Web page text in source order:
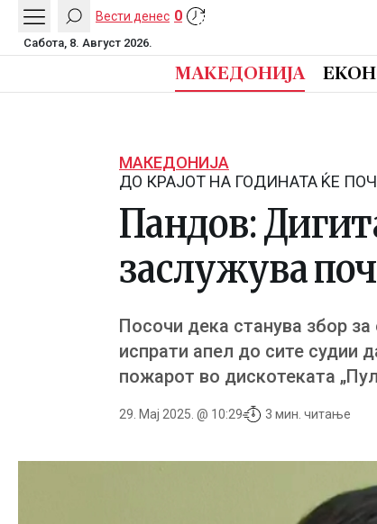
Вести денес 0
Сабота, 8. Август 2026.
МАКЕДОНИЈА
МАКЕДОНИЈА
ДО КРАЈОТ НА ГОДИНАТА ЌЕ
Пандов:
заслужува
Посочи дека станува збор
испрати апел до сите судии
пожарот во дискотеката
29. Мај 2025. @ 10:29 3 мин. читање